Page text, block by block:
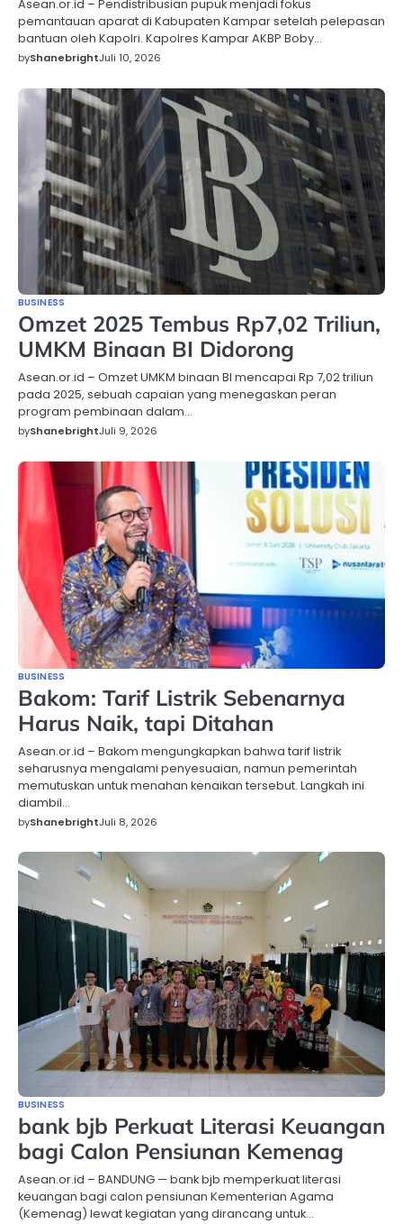
Asean.or.id – Pendistribusian pupuk menjadi fokus
pemantauan aparat di Kabupaten Kampar setelah pelepasan
bantuan oleh Kapolri. Kapolres Kampar AKBP Boby…
byShanebrightJuli 10, 2026
BUSINESS
Omzet 2025 Tembus Rp7,02 Triliun,
UMKM Binaan BI Didorong
Asean.or.id – Omzet UMKM binaan BI mencapai Rp 7,02 triliun
pada 2025, sebuah capaian yang menegaskan peran
program pembinaan dalam…
byShanebrightJuli 9, 2026
BUSINESS
Bakom: Tarif Listrik Sebenarnya
Harus Naik, tapi Ditahan
Asean.or.id – Bakom mengungkapkan bahwa tarif listrik
seharusnya mengalami penyesuaian, namun pemerintah
memutuskan untuk menahan kenaikan tersebut. Langkah ini
diambil…
byShanebrightJuli 8, 2026
BUSINESS
bank bjb Perkuat Literasi Keuangan
bagi Calon Pensiunan Kemenag
Asean.or.id – BANDUNG — bank bjb memperkuat literasi
keuangan bagi calon pensiunan Kementerian Agama
(Kemenag) lewat kegiatan yang dirancang untuk…